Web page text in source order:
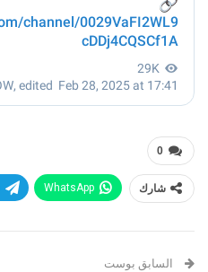
0
شارك WhatsApp
السابق بوست